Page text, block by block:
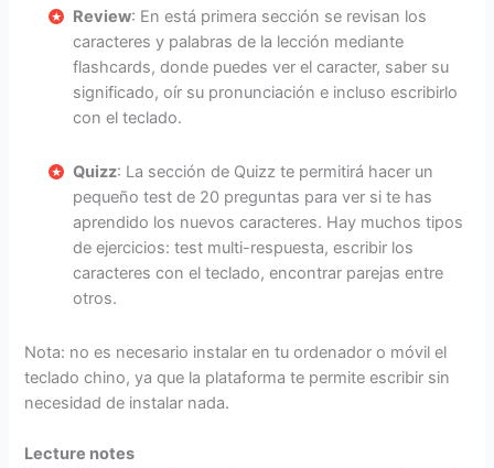
Review: En está primera sección se revisan los
caracteres y palabras de la lección mediante
flashcards, donde puedes ver el caracter, saber su
significado, oír su pronunciación e incluso escribirlo
con el teclado.
Quizz: La sección de Quizz te permitirá hacer un
pequeño test de 20 preguntas para ver si te has
aprendido los nuevos caracteres. Hay muchos tipos
de ejercicios: test multi-respuesta, escribir los
caracteres con el teclado, encontrar parejas entre
otros.
Nota: no es necesario instalar en tu ordenador o móvil el
teclado chino, ya que la plataforma te permite escribir sin
necesidad de instalar nada.
Lecture notes